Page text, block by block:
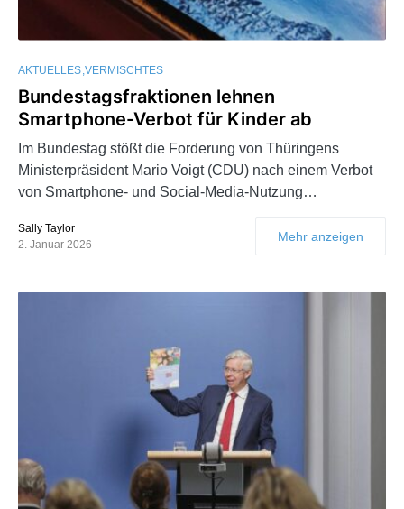
AKTUELLES VERMISCHTES
Bundestagsfraktionen lehnen
Smartphone-Verbot für Kinder ab
Im Bundestag stößt die Forderung von Thüringens
Ministerpräsident Mario Voigt (CDU) nach einem Verbot
von Smartphone- und Social-Media-Nutzung…
Sally Taylor
2. Januar 2026
Mehr anzeigen